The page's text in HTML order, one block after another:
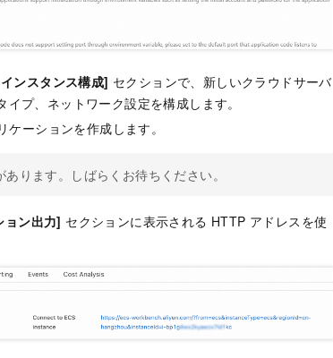
ンスタンス構成] セクションで、新しいクラウドサーバ
プ、ネットワーク設定を構成します。
ケーションを作成します。
ります。しばらくお待ちください。
ョン出力] セクションに表示される HTTP アドレスを使